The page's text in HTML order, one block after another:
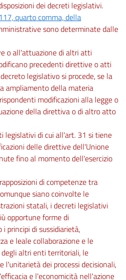
dei decreti legislativi.
quarto comma, della
sono determinate dalle
o all'attuazione di altri atti
precedenti direttive o atti
legislativo si procede, se la
ampliamento della materia
modificazioni alla legge o
della direttiva o di altro atto
legislativi di cui all'art. 31 si tiene
delle direttive dell'Unione
fino al momento dell'esercizio
di competenze tra
siano coinvolte le
statali, i decreti legislativi
opportune forme di
principi di sussidiarietà,
e leale collaborazione e le
altri enti territoriali, le
l'unitarietà dei processi decisionali,
e l'economicità nell'azione